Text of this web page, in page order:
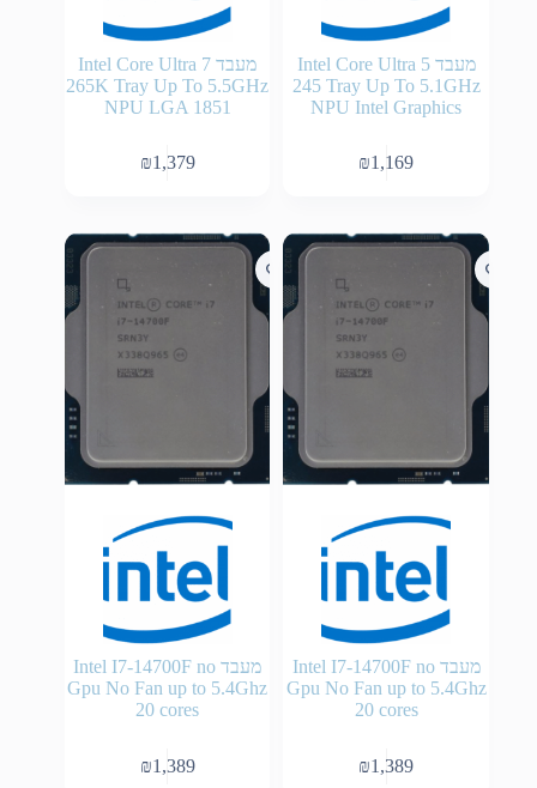
מעבד Intel Core Ultra 5
245 Tray Up To 5.1GHz
NPU Intel Graphics
₪1,169
מעבד Intel Core Ultra 7
265K Tray Up To 5.5GHz
NPU LGA 1851
₪1,379
מעבד Intel I7-14700F no
Gpu No Fan up to 5.4Ghz
20 cores
₪1,389
מעבד Intel I7-14700F no
Gpu No Fan up to 5.4Ghz
20 cores
₪1,389